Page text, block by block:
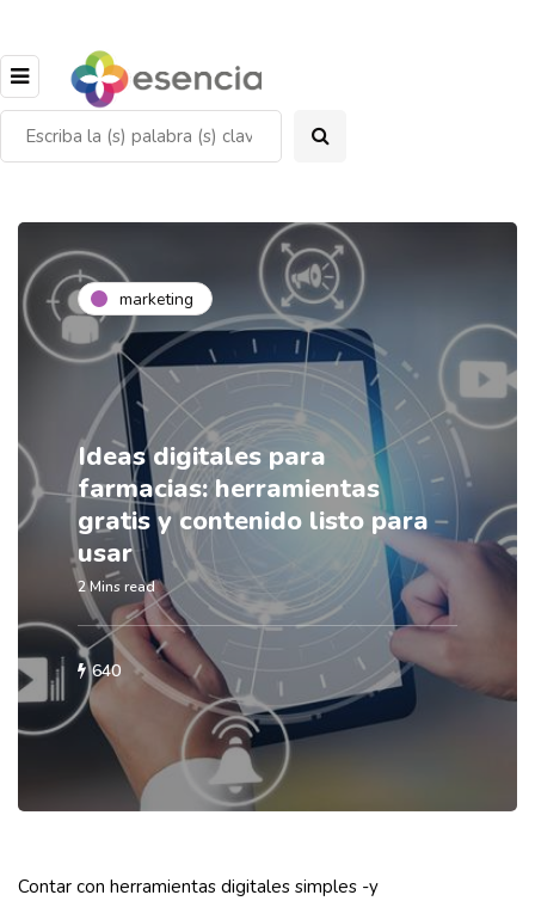
marketing
Ideas digitales para
farmacias: herramientas
gratis y contenido listo para
usar
2 Mins read
640
Contar con herramientas digitales simples -y